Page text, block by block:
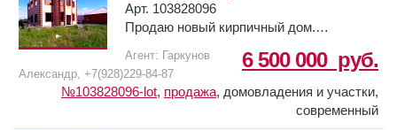
Арт. 103828096
Продаю новый кирпичный дом.
с. Чалтырь. Крестьянская, 4, район
Шаумяновка.
Широкие дороги, электричество, газ, и
6 500 000 руб.
Агент: Гаркунов
Александр, +7(928)229-84-87
№103828096-lot, продажа, домовладения и участки,
современный